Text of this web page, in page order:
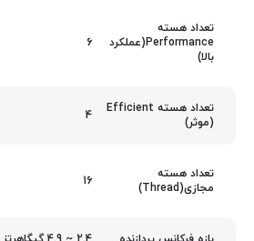
تعداد هسته
Performance(عملکرد
بالا)
6
تعداد هسته Efficient
(موثر)
4
تعداد هسته
مجازی(Thread)
16